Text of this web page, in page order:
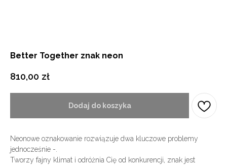
Better Together znak neon
810,00 zł
Dodaj do koszyka
Neonowe oznakowanie rozwiązuje dwa kluczowe problemy
jednocześnie -.
Tworzy fajny klimat i odróżnia Cię od konkurencji, znak jest